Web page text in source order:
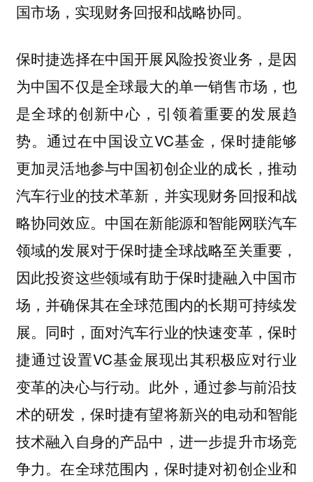
国市场，实现财务回报和战略协同。
保时捷选择在中国开展风险投资业务，是因
为中国不仅是全球最大的单一销售市场，也
是全球的创新中心，引领着重要的发展趋
势。通过在中国设立VC基金，保时捷能够
更加灵活地参与中国初创企业的成长，推动
汽车行业的技术革新，并实现财务回报和战
略协同效应。中国在新能源和智能网联汽车
领域的发展对于保时捷全球战略至关重要，
因此投资这些领域有助于保时捷融入中国市
场，并确保其在全球范围内的长期可持续发
展。同时，面对汽车行业的快速变革，保时
捷通过设置VC基金展现出其积极应对行业
变革的决心与行动。此外，通过参与前沿技
术的研发，保时捷有望将新兴的电动和智能
技术融入自身的产品中，进一步提升市场竞
争力。在全球范围内，保时捷对初创企业和